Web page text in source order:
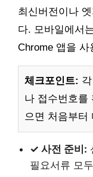
최신버전이나
다. 모바일에서
Chrome 앱을 사
체크포인트:
나 접수번호를
으면 처음부터
✓ 사전 준비:
필요서류 모